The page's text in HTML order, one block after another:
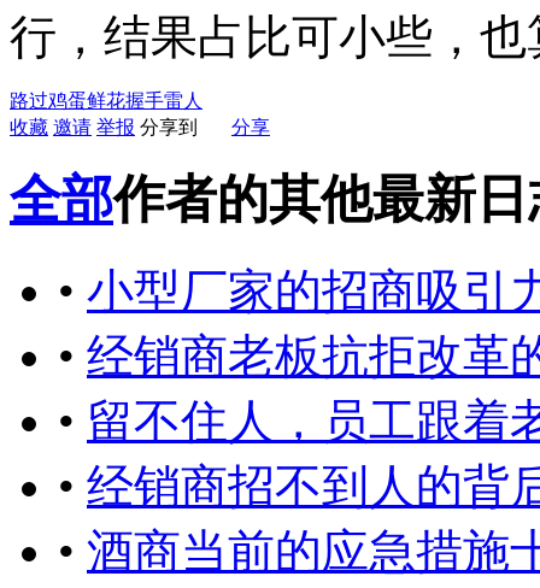
行，结果占比可小些，也
路过鸡蛋鲜花握手雷人
收藏 邀请 举报 分享到 分享
全部作者的其他最新日
• 小型厂家的招商吸引
• 经销商老板抗拒改革
• 留不住人，员工跟着
• 经销商招不到人的背
• 酒商当前的应急措施